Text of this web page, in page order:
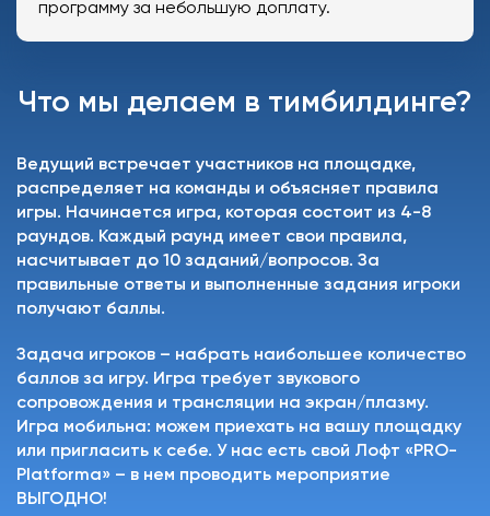
программу за небольшую доплату.
Что мы делаем в тимбилдинге?
Ведущий встречает участников на площадке,
распределяет на команды и объясняет правила
игры. Начинается игра, которая состоит из 4-8
раундов. Каждый раунд имеет свои правила,
насчитывает до 10 заданий/вопросов. За
правильные ответы и выполненные задания игроки
получают баллы.
Задача игроков – набрать наибольшее количество
баллов за игру. Игра требует звукового
сопровождения и трансляции на экран/плазму.
Игра мобильна: можем приехать на вашу площадку
или пригласить к себе. У нас есть свой Лофт «PRO-
Platforma» – в нем проводить мероприятие
ВЫГОДНО!